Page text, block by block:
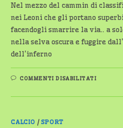
Nel mezzo del cammin di
nei Leoni che gli portano
facendogli smarrire la via.. a
nella selva oscura e fuggire
dell'inferno
COMMENTI DISABILITATISU
DI
CALCIO / SPORT